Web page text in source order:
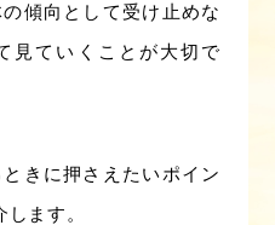
傾向として受け止めな
見ていくことが大切で
きに押さえたいポイン
ます。